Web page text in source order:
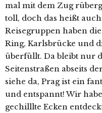
mal mit dem Zug
toll, doch das heißt
Reisegruppen haben
Ring, Karlsbrücke und
überfüllt. Da bleibt nur
Seitenstraßen abseits
siehe da, Prag ist ein
und entspannt! Wir
gechilllte Ecken